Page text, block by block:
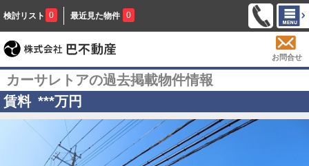
検討リスト 0 最近見た物件 0
お問合せ
カーサレトアの過去掲載物件情報
賃料 ***万円